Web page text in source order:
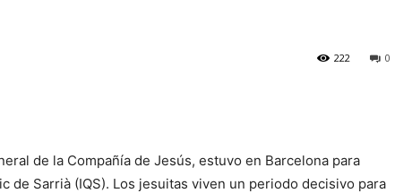
0
222
de la Compañía de Jesús, estuvo en Barcelona para
de Sarrià (IQS). Los jesuitas viven un periodo decisivo para